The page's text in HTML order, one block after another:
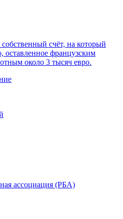
счёт, на который
оставленное французским
около 3 тысяч евро.
ассоциация (РБА)